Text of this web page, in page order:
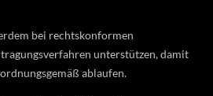
bei rechtskonformen
unterstützen, damit
ablaufen.